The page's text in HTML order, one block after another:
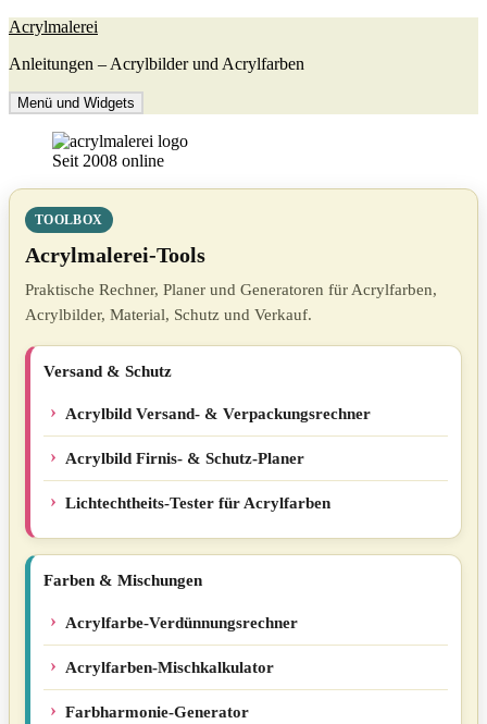
Zum
springen
Acrylmalerei
Anleitungen – Acrylbilder und Acrylfarben
Menü und Widgets
Seit 2008 online
TOOLBOX
Acrylmalerei-Tools
Praktische Rechner, Planer und Generatoren für Acrylfarben,
Acrylbilder, Material, Schutz und Verkauf.
Versand & Schutz
Acrylbild Versand- & Verpackungsrechner
Acrylbild Firnis- & Schutz-Planer
Lichtechtheits-Tester für Acrylfarben
Farben & Mischungen
Acrylfarbe-Verdünnungsrechner
Acrylfarben-Mischkalkulator
Farbharmonie-Generator